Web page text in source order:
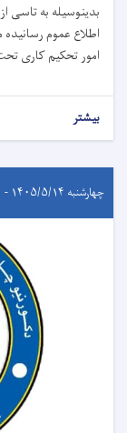
اطلاع عموم رسانیده
امور تحکیم کاری
بیشتر
چهارشنبه ۱۴۰۵/۵/۱۴ - ۱۴:۳۰